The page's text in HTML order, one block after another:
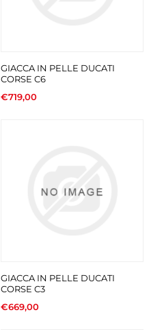
GIACCA IN PELLE DUCATI
CORSE C6
€719,00
GIACCA IN PELLE DUCATI
CORSE C3
€669,00